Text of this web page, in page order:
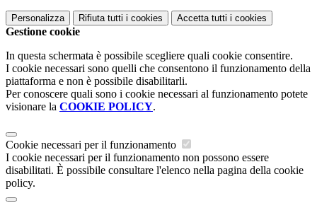
Personalizza Rifiuta tutti i cookies Accetta tutti i cookies
Gestione cookie
In questa schermata è possibile scegliere quali cookie consentire.
I cookie necessari sono quelli che consentono il funzionamento della
piattaforma e non è possibile disabilitarli.
Per conoscere quali sono i cookie necessari al funzionamento potete
visionare la COOKIE POLICY.
Cookie necessari per il funzionamento
I cookie necessari per il funzionamento non possono essere
disabilitati. È possibile consultare l'elenco nella pagina della cookie
policy.